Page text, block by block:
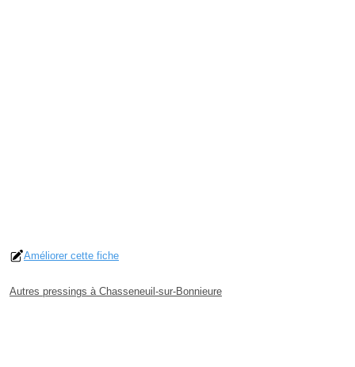
Améliorer cette fiche
Autres pressings à Chasseneuil-sur-Bonnieure